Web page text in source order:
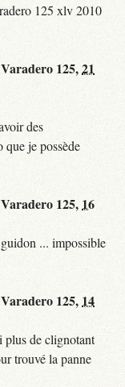
125 xlv 2010
125,21
des
je possède
125, 16
... impossible
125, 14
plus de clignotant
trouvé la panne